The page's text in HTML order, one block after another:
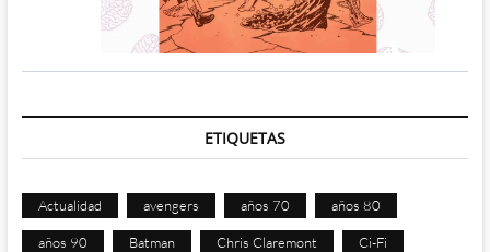
ETIQUETAS
Actualidad avengers años 70 años 80
años 90 Batman Chris Claremont Ci-Fi